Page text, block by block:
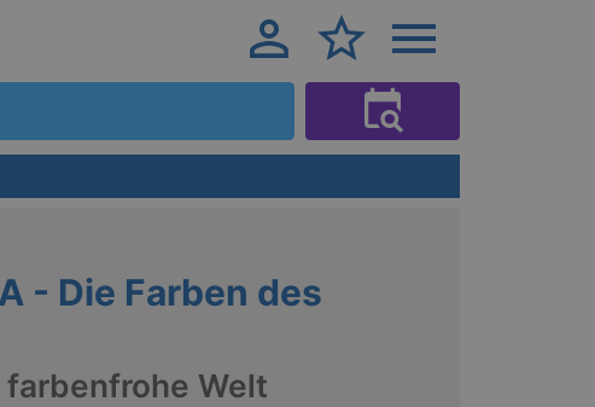
- Die Farben des
farbenfrohe Welt